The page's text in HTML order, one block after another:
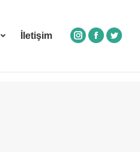
İletişim
Instagram
Facebook